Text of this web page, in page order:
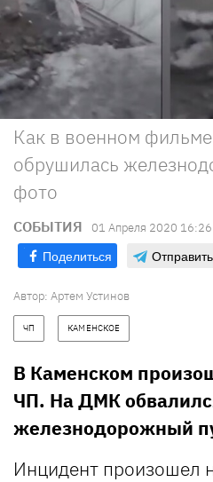
Как в военном
обрушилась
фото
СОБЫТИЯ 01 Апреля 2020 16:26
Поделиться Отправить
Автор: Артем Устинов
ЧП КАМЕНСКОЕ
В Каменском
ЧП. На ДМК
железнодорожный
Инцидент произошел